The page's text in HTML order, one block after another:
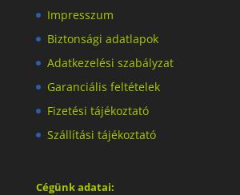
Impresszum
Biztonsági adatlapok
Adatkezelési szabályzat
Garanciális feltételek
Fizetési tájékoztató
Szállítási tájékoztató
Cégünk adatai: